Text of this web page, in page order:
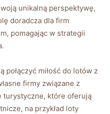
unikalną perspektywę,
doradcza dla firm
⁢pomagając w strategii
połączyć miłość do lotów ‍z
firmy związane z
turystyczne, które oferują
na przykład loty